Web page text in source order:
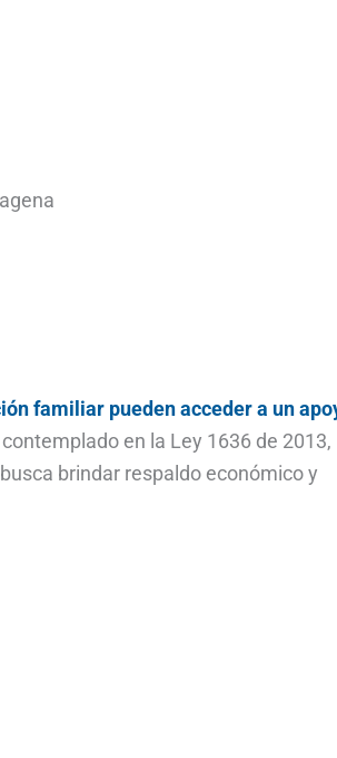
familiar pueden acceder a un
en la Ley 1636 de 2013,
brindar respaldo económico y